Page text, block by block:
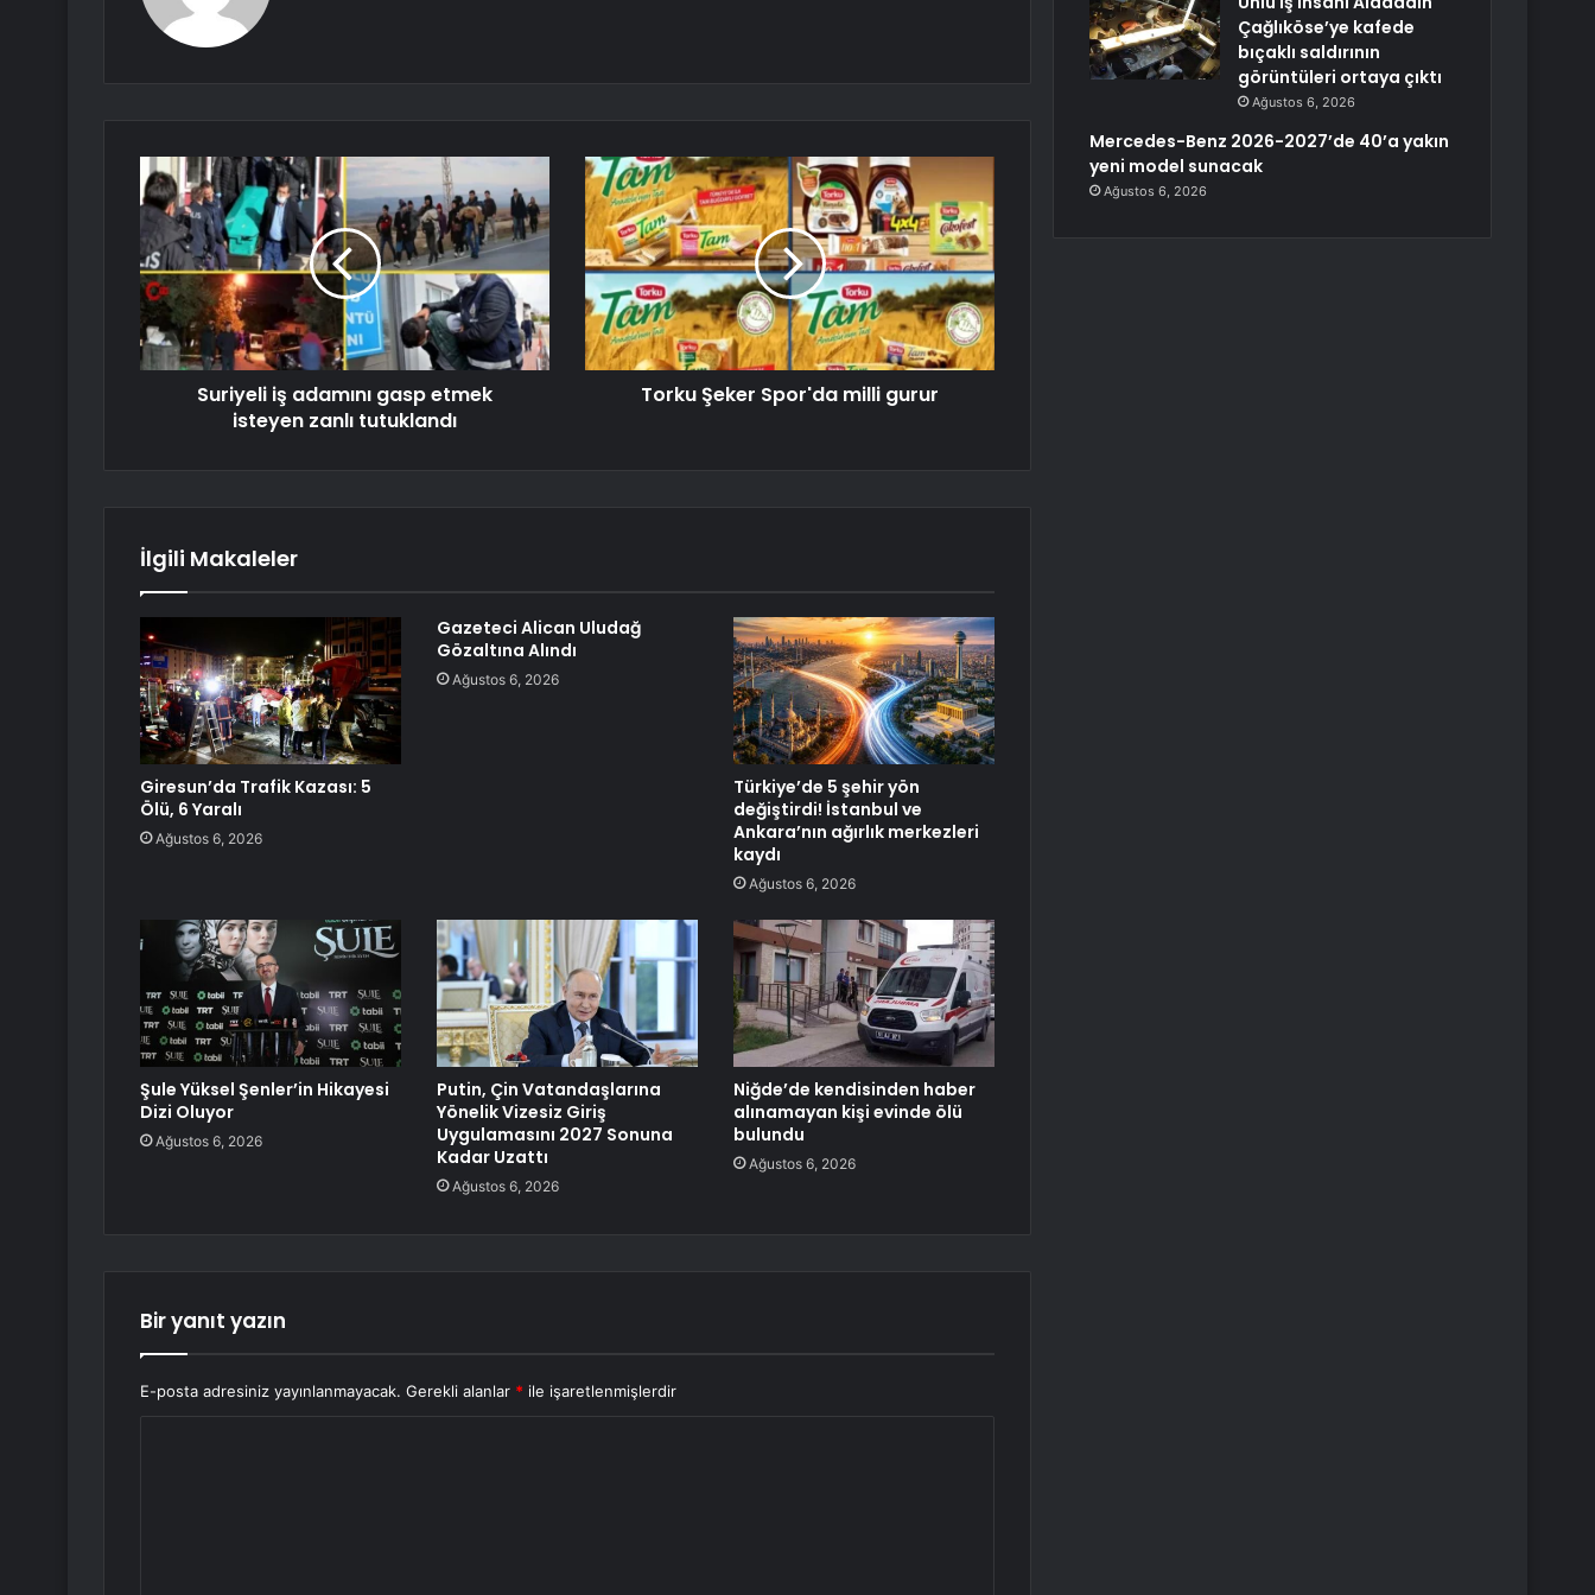
Suriyeli iş adamını gasp etmek
isteyen zanlı tutuklandı
Torku Şeker Spor'da milli gurur
İlgili Makaleler
Giresun’da Trafik Kazası: 5
Ölü, 6 Yaralı
Ağustos 6, 2026
Gazeteci Alican Uludağ
Gözaltına Alındı
Ağustos 6, 2026
Türkiye’de 5 şehir yön
değiştirdi! İstanbul ve
Ankara’nın ağırlık merkezleri
kaydı
Ağustos 6, 2026
Şule Yüksel Şenler’in Hikayesi
Dizi Oluyor
Ağustos 6, 2026
Putin, Çin Vatandaşlarına
Yönelik Vizesiz Giriş
Uygulamasını 2027 Sonuna
Kadar Uzattı
Ağustos 6, 2026
Niğde’de kendisinden haber
alınamayan kişi evinde ölü
bulundu
Ağustos 6, 2026
Bir yanıt yazın
E-posta adresiniz yayınlanmayacak. Gerekli alanlar * ile işaretlenmişlerdir
Çağlıköse’ye kafede
bıçaklı saldırının
görüntüleri ortaya çıktı
Ağustos 6, 2026
Mercedes-Benz 2026-2027’de 40’a yakın
yeni model sunacak
Ağustos 6, 2026